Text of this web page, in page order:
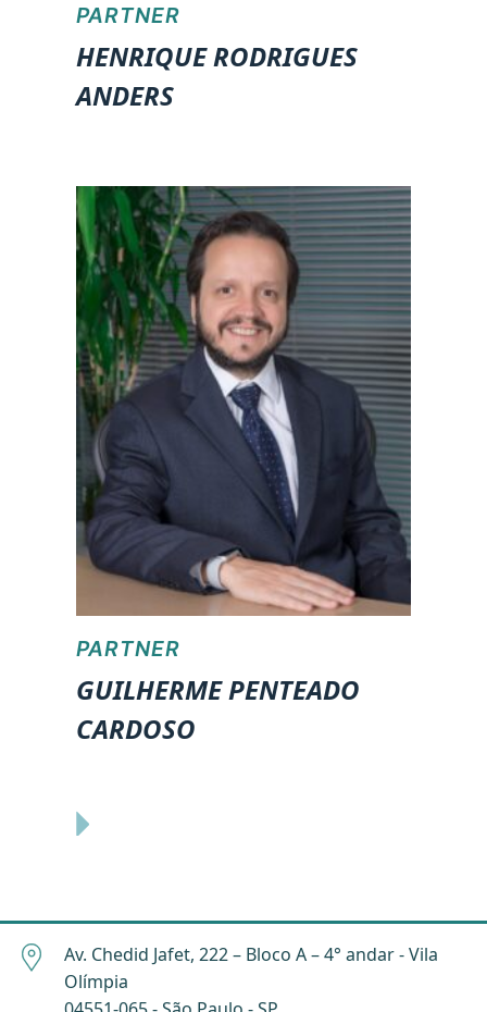
PARTNER
HENRIQUE RODRIGUES
ANDERS
PARTNER
GUILHERME PENTEADO
CARDOSO
Av. Chedid Jafet, 222 – Bloco A – 4° andar - Vila
Olímpia